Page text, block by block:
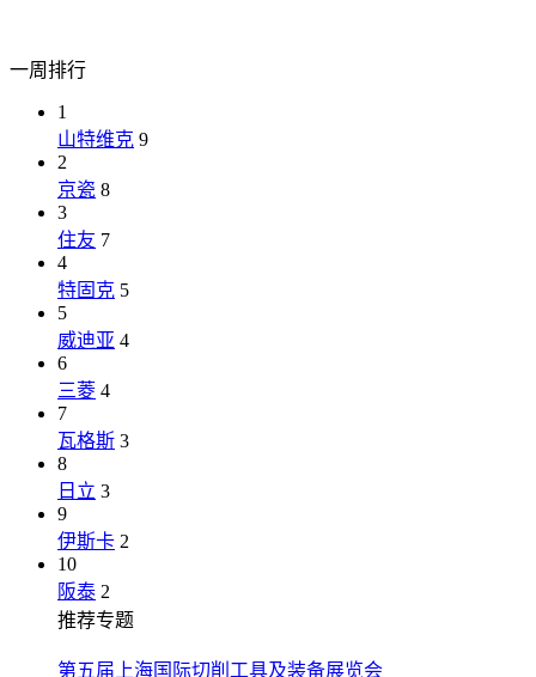
一周排行
1
山特维克 9
2
京瓷 8
3
住友 7
4
特固克 5
5
威迪亚 4
6
三菱 4
7
瓦格斯 3
8
日立 3
9
伊斯卡 2
10
阪泰 2
推荐专题
第五届上海国际切削工具及装备展览会